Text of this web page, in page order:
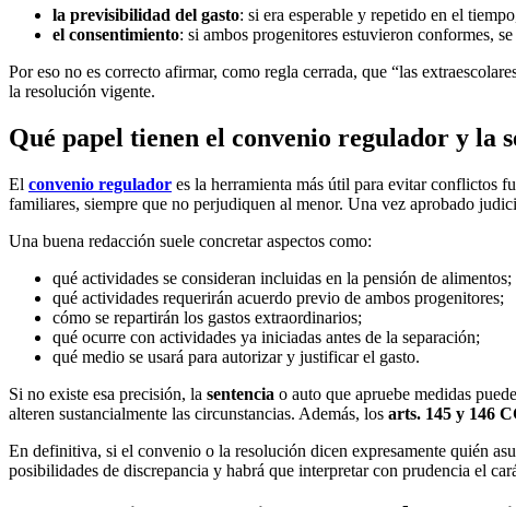
la previsibilidad del gasto: si era esperable y repetido en el
el consentimiento: si ambos progenitores estuvieron conformes,
Por eso no es correcto afirmar, como regla cerrada, que “las
la resolución vigente.
Qué papel tienen el convenio regulador y la
El convenio regulador es la herramienta más útil para evitar conflictos
familiares, siempre que no perjudiquen al menor. Una vez aprobado
Una buena redacción suele concretar aspectos como:
qué actividades se consideran incluidas en la pensión de alimentos;
qué actividades requerirán acuerdo previo de ambos progenitores;
cómo se repartirán los gastos extraordinarios;
qué ocurre con actividades ya iniciadas antes de la separación;
qué medio se usará para autorizar y justificar el gasto.
Si no existe esa precisión, la sentencia o auto que apruebe medidas
alteren sustancialmente las circunstancias. Además, los arts. 145 y 146
En definitiva, si el convenio o la resolución dicen expresamente quién
posibilidades de discrepancia y habrá que interpretar con prudencia el